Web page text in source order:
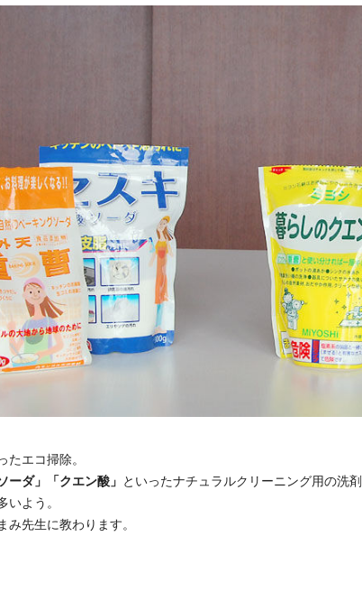
たエコ掃除。
ーダ」「クエン酸」 といったナチュラルクリーニング用の洗
いよう。
み先生に教わります。